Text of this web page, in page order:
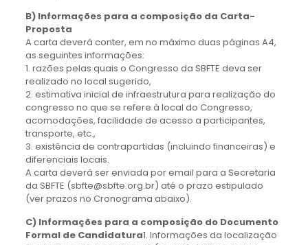
B) Informações para a composição da Carta-
Proposta
A carta deverá conter, em no máximo duas páginas A4,
as seguintes informações:
1. razões pelas quais o Congresso da SBFTE deva ser
realizado no local sugerido,
2. estimativa inicial de infraestrutura para realização do
congresso no que se refere à local do Congresso,
acomodações, facilidade de acesso a participantes,
transporte, etc.,
3. existência de contrapartidas (incluindo financeiras) e
diferenciais locais.
A carta deverá ser enviada por email para a Secretaria
da SBFTE (sbfte@sbfte.org.br) até o prazo estipulado
(ver prazos no Cronograma abaixo).
C) Informações para a composição do Documento
Formal de Candidatura1. Informações da localização